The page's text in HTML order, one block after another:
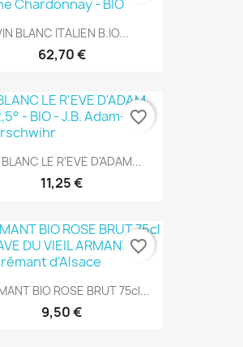
BLANC ITALIEN B.IO...
62,70 €
LE R'EVE D'ADAM...
11,25 €
favorite_border
BIO ROSE BRUT 75cl...
9,50 €
favorite_border